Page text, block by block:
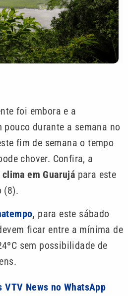
foi embora e a
durante a semana no
fim de semana o tempo
chover. Confira, a
em Guarujá para este
(8).
, para este sábado
ficar entre a mínima de
sem possibilidade de
News no WhatsApp